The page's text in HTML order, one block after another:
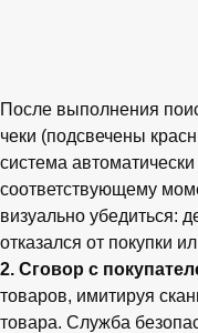
После выполнения
чеки (подсвечены
система
соответствующему
визуально убедиться:
отказался от покупки
2. Сговор с
товаров, имитируя
товара. Служба